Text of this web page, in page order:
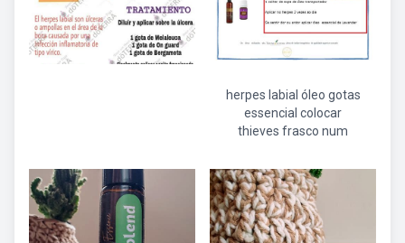
herpes labial óleo gotas
essencial colocar
thieves frasco num